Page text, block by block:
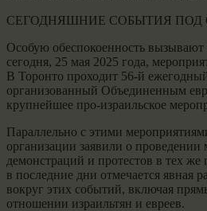
СЕГОДНЯШНИЕ СОБЫТИЯ
Особую обеспокоенность
сегодня, 25 мая 2025 года,
В Торонто проходит 56-й
организованный Объединенным
крупнейшее про-израильское
Параллельно с этими
организации заявили о
демонстраций и протестов в тех
в последние дни отмечается явная
вокруг этих событий, включая
отношении израильтян и евреев.